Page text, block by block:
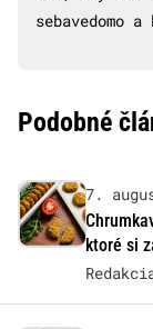
sebavedomo a
Podobné
7.
ktoré si